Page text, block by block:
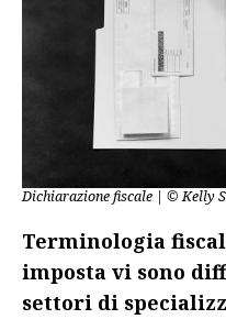
Dichiarazione fiscale | © Kelly
Terminologia
imposta vi sono
settori di